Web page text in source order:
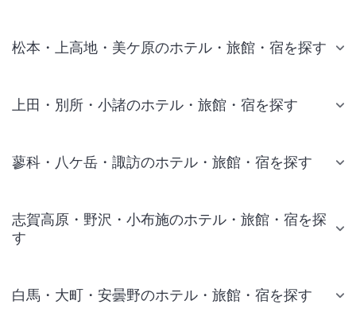
松本・上高地・美ケ原のホテル・旅館・宿を探す
上田・別所・小諸のホテル・旅館・宿を探す
蓼科・八ケ岳・諏訪のホテル・旅館・宿を探す
志賀高原・野沢・小布施のホテル・旅館・宿を探
す
白馬・大町・安曇野のホテル・旅館・宿を探す